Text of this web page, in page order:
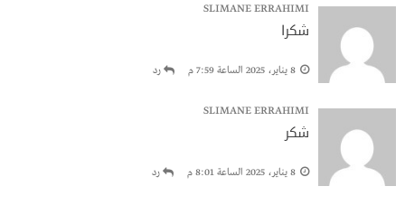
SLIMANE ERRAHIMI
شكرا
8 يناير، 2025 الساعة 7:59 م رد
SLIMANE ERRAHIMI
شكر
8 يناير، 2025 الساعة 8:01 م رد